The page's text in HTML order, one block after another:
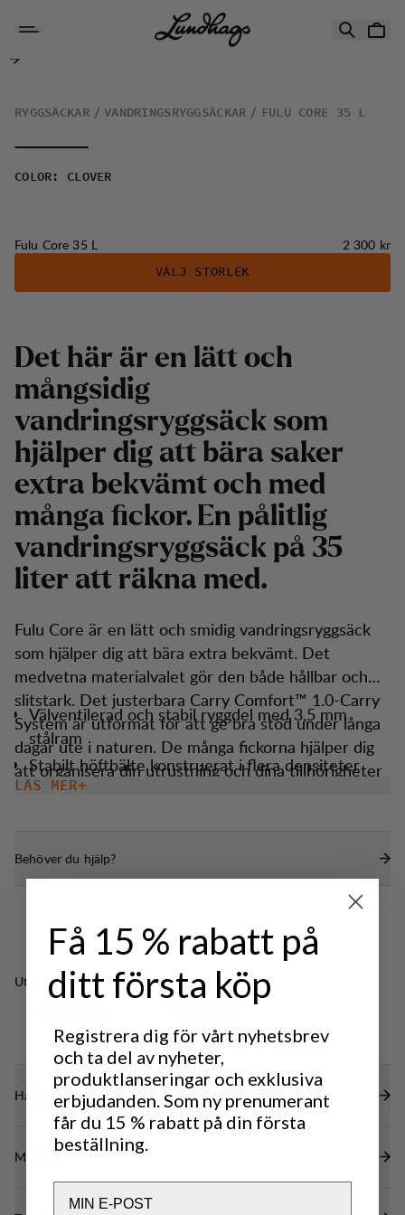
Fulu Core 35 L
RYGGSÄCKAR VANDRINGSRYGGSÄCKAR FULU CORE 35 L
COLOR : CLOVER
Fulu Core 35 L Pris:
2 300 kr
VÄLJ STORLEK
Det här är en lätt och
mångsidig
vandringsryggsäck som
hjälper dig att bära saker
extra bekvämt och med
många fickor. En pålitlig
vandringsryggsäck på 35
liter att räkna med.
Fulu Core är en lätt och smidig vandringsryggsäck
som hjälper dig att bära extra bekvämt. Det
medvetna materialvalet gör den både hållbar och
slitstark. Det justerbara Carry Comfort™ 1.0-Carry
System är utformat för att ge bra stöd under långa
dagar ute i naturen. De många fickorna hjälper dig
att organisera din utrustning och dina tillhörigheter
på valfritt sätt.
Välventilerad och stabil ryggdel med 3,5 mm
stålram
Stabilt höftbälte konstruerat i flera densiteter
Flera utvändiga stretchfickor gör att du enkelt kan
Snölås med dragsko och kompressionsrem.
En sidokompressionsrem.
Invändig säkerhetsficka med dragkedja och
nyckelkrok
D-ringar på axelremmarna för tillbehör
LÄS MER
Behöver du hjälp?
Utmärkt för
CLASSIC
LIGHT & TECH
Hållbarhetsegenskaper
Material
Få 15 % rabatt på
ditt första köp
Registrera dig för vårt nyhetsbrev
och ta del av nyheter,
produktlanseringar och exklusiva
erbjudanden. Som ny prenumerant
får du 15 % rabatt på din första
beställning.